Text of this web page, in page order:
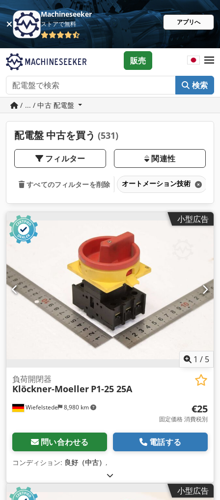
Machineseeker
ストアで無料 アプリへ
検索
販売
/ ... / 中古 配電盤
配電盤 中古を買う (531)
フィルター 関連性
すべてのフィルターを削除 オートメーション技術
小型広告
1 / 5
Wiefelstede 8,980 km
負荷開閉器
Klöckner-Moeller P1-25 25A
€25
固定価格 消費税別
問い合わせる 電話する
コンディション: 良好（中古） ,
小型広告